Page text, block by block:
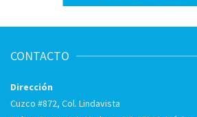
CONTACTO
Dirección
Cuzco #872, Col. Lindavista